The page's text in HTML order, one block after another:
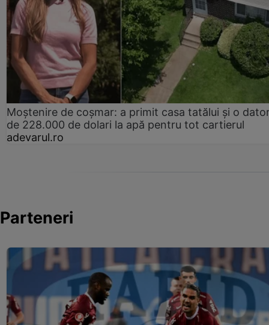
Moștenire de coșmar: a primit casa tatălui și o
de 228.000 de dolari la apă pentru tot cartierul
adevarul.ro
Parteneri